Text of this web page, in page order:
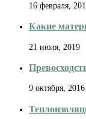
16 февраля,
Какие
21 июля, 2019
9 октября, 2016